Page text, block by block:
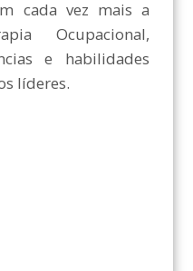
cada vez mais a
Ocupacional,
e habilidades
líderes.